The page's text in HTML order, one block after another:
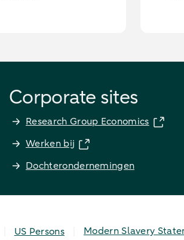
Corporate sites
Research Group Economics
Werken bij
Dochterondernemingen
US Persons Modern Slavery